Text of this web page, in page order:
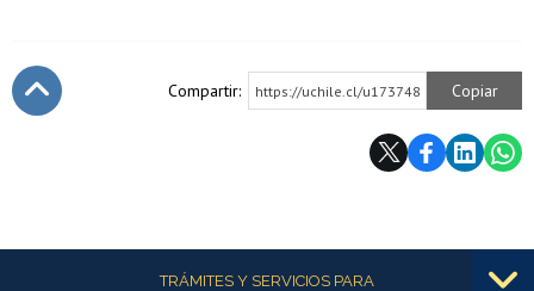
Compartir: https://uchile.cl/u173748 Copiar
Más informaciónTRÁMITES Y SERVICIOS PARA